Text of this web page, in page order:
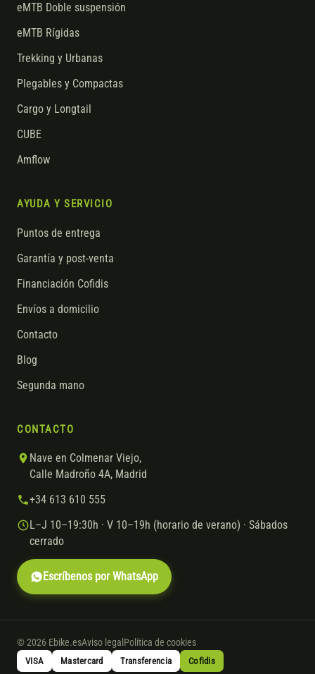
eMTB Doble suspensión
eMTB Rígidas
Trekking y Urbanas
Plegables y Compactas
Cargo y Longtail
CUBE
Amflow
AYUDA Y SERVICIO
Puntos de entrega
Garantía y post-venta
Financiación Cofidis
Envíos a domicilio
Contacto
Blog
Segunda mano
CONTACTO
Nave en Colmenar Viejo,
Calle Madroño 4A, Madrid
+34 613 610 555
L–J 10–19:30h · V 10–19h (horario de verano) · Sábados
cerrado
Escríbenos por WhatsApp
© 2026 Ebike.esAviso legalPolítica de cookies
VISA Mastercard Transferencia Cofidis